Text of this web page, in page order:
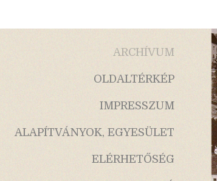
ARCHÍVUM
OLDALTÉRKÉP
IMPRESSZUM
ALAPÍTVÁNYOK, EGYESÜLET
ELÉRHETŐSÉG